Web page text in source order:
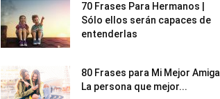
70 Frases Para Hermanos |
Sólo ellos serán capaces de
entenderlas
80 Frases para Mi Mejor Amiga |
La persona que mejor...